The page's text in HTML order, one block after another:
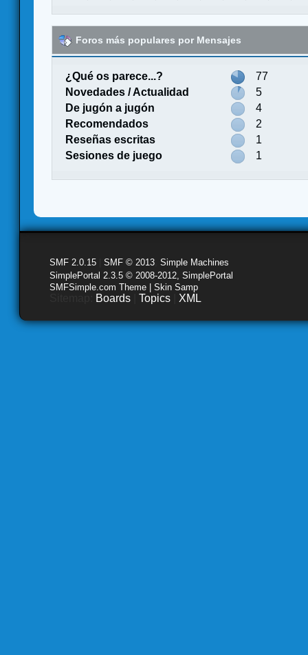
Foros más populares por Mensajes
¿Qué os parece...?
77
Novedades / Actualidad
5
De jugón a jugón
4
Recomendados
2
Reseñas escritas
1
Sesiones de juego
1
SMF 2.0.15 SMF © 2013 Simple Machines
SimplePortal 2.3.5 © 2008-2012, SimplePortal
SMFSimple.com Theme | Skin Samp
Boards Topics XML